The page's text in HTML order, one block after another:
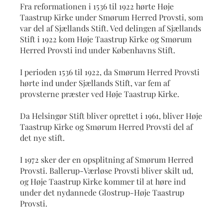
Fra reformationen i 1536 til 1922 hørte Høje
Taastrup Kirke under Smørum Herred Provsti, som
var del af Sjællands Stift. Ved delingen af Sjællands
Stift i 1922 kom Høje Taastrup Kirke og Smørum
Herred Provsti ind under Københavns Stift.
I perioden 1536 til 1922, da Smørum Herred Provsti
hørte ind under Sjællands Stift, var fem af
provsterne præster ved Høje Taastrup Kirke.
Da Helsingør Stift bliver oprettet i 1961, bliver Høje
Taastrup Kirke og Smørum Herred Provsti del af
det nye stift.
I 1972 sker der en opsplitning af Smørum Herred
Provsti. Ballerup-Værløse Provsti bliver skilt ud,
og Høje Taastrup Kirke kommer til at høre ind
under det nydannede Glostrup-Høje Taastrup
Provsti.